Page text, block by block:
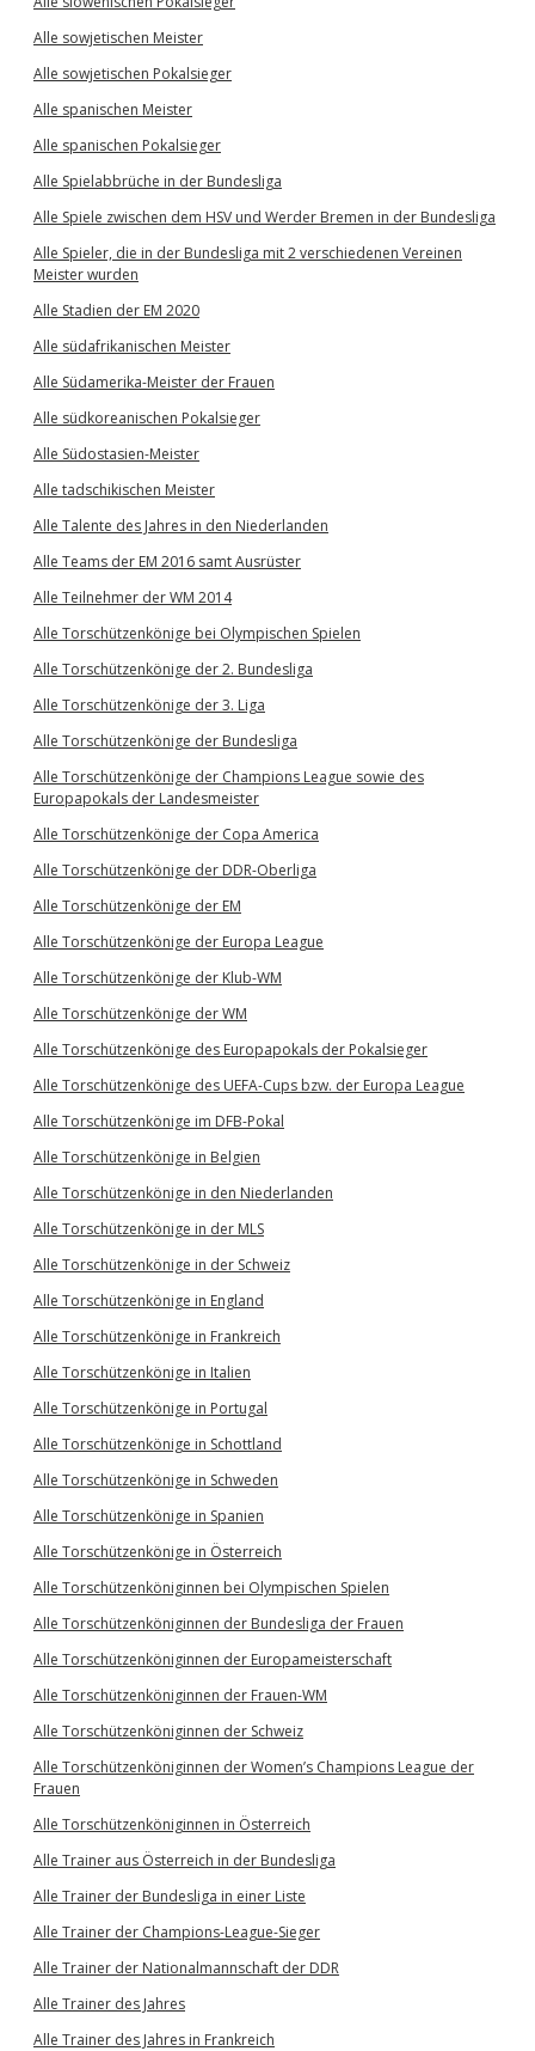
Alle sowjetischen Meister
Alle sowjetischen Pokalsieger
Alle spanischen Meister
Alle spanischen Pokalsieger
Alle Spielabbrüche in der Bundesliga
Alle Spiele zwischen dem HSV und Werder Bremen in der Bundesliga
Alle Spieler, die in der Bundesliga mit 2 verschiedenen Vereinen
Meister wurden
Alle Stadien der EM 2020
Alle südafrikanischen Meister
Alle Südamerika-Meister der Frauen
Alle südkoreanischen Pokalsieger
Alle Südostasien-Meister
Alle tadschikischen Meister
Alle Talente des Jahres in den Niederlanden
Alle Teams der EM 2016 samt Ausrüster
Alle Teilnehmer der WM 2014
Alle Torschützenkönige bei Olympischen Spielen
Alle Torschützenkönige der 2. Bundesliga
Alle Torschützenkönige der 3. Liga
Alle Torschützenkönige der Bundesliga
Alle Torschützenkönige der Champions League sowie des
Europapokals der Landesmeister
Alle Torschützenkönige der Copa America
Alle Torschützenkönige der DDR-Oberliga
Alle Torschützenkönige der EM
Alle Torschützenkönige der Europa League
Alle Torschützenkönige der Klub-WM
Alle Torschützenkönige der WM
Alle Torschützenkönige des Europapokals der Pokalsieger
Alle Torschützenkönige des UEFA-Cups bzw. der Europa League
Alle Torschützenkönige im DFB-Pokal
Alle Torschützenkönige in Belgien
Alle Torschützenkönige in den Niederlanden
Alle Torschützenkönige in der MLS
Alle Torschützenkönige in der Schweiz
Alle Torschützenkönige in England
Alle Torschützenkönige in Frankreich
Alle Torschützenkönige in Italien
Alle Torschützenkönige in Portugal
Alle Torschützenkönige in Schottland
Alle Torschützenkönige in Schweden
Alle Torschützenkönige in Spanien
Alle Torschützenkönige in Österreich
Alle Torschützenköniginnen bei Olympischen Spielen
Alle Torschützenköniginnen der Bundesliga der Frauen
Alle Torschützenköniginnen der Europameisterschaft
Alle Torschützenköniginnen der Frauen-WM
Alle Torschützenköniginnen der Schweiz
Alle Torschützenköniginnen der Women’s Champions League der
Frauen
Alle Torschützenköniginnen in Österreich
Alle Trainer aus Österreich in der Bundesliga
Alle Trainer der Bundesliga in einer Liste
Alle Trainer der Champions-League-Sieger
Alle Trainer der Nationalmannschaft der DDR
Alle Trainer des Jahres
Alle Trainer des Jahres in Frankreich